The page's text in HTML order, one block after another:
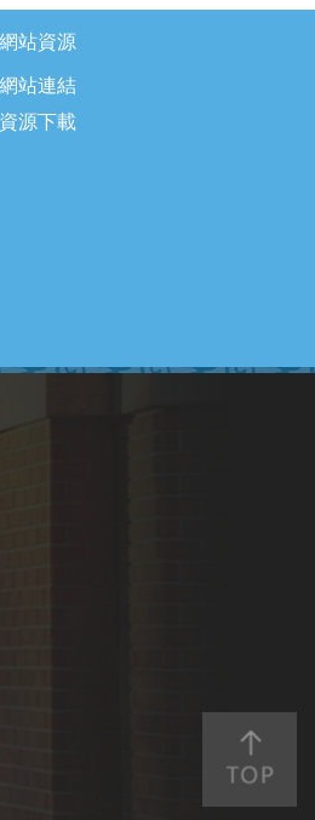
網站資源
網站連結
資源下載